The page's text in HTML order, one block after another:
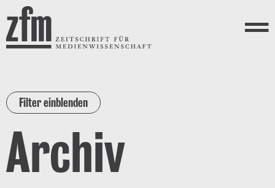
Direkt zum Inhalt
ZEITSCHRIFT FÜR
MEDIENWISSENSCHAFT
Menü
Filter einblenden
Archiv